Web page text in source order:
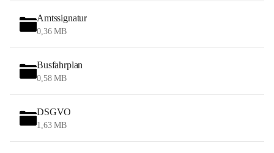
Stössing zählt noch zum Naherholungsraum Wien sowie
zum Naherholungsraum St. Pölten. Viele Bauernhöfe hatten
„ihre Wiener“. Seit 1960 bauten viele Wiener
Wochenendhäuser im Gemeindegebiet. Wegen des
waldreichen Jagdgebietes haben viele Jagdpächter ihre
Das Wandern ist aus touristischer Sicht die bedeutendste
Tätigkeit. Das hügelige Gebiet mit Wanderwegen durch
Wiesen, Wälder und Obstkulturen lädt dazu ein. Gefördert
Amtssignatur
0,36 MB
Busfahrplan
0,58 MB
DSGVO
1,63 MB